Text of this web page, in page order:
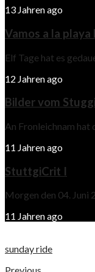
13 Jahren ago
Vamos a la
Elf Tage hat es
12 Jahren ago
Bilder vom
An Fronleichnam hat
11 Jahren ago
StuttgiCrit I
Morgen den 04. Juni
11 Jahren ago
sunday ride